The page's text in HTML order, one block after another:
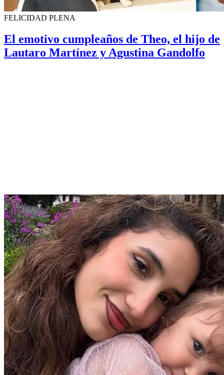
FELICIDAD PLENA
El emotivo cumpleaños de Theo, el hijo de
Lautaro Martínez y Agustina Gandolfo